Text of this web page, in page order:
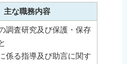
主な職務内容
調査研究及び保護・保存
係る指導及び助言に関す